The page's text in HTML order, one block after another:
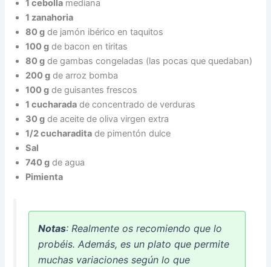
1 cebolla mediana
1 zanahoria
80 g de jamón ibérico en taquitos
100 g de bacon en tiritas
80 g de gambas congeladas (las pocas que quedaban)
200 g de arroz bomba
100 g de guisantes frescos
1 cucharada de concentrado de verduras
30 g de aceite de oliva virgen extra
1/2 cucharadita de pimentón dulce
Sal
740 g de agua
Pimienta
Notas: Realmente os recomiendo que lo
probéis. Además, es un plato que permite
muchas variaciones según lo que